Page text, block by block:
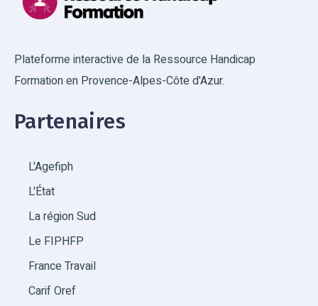
Plateforme interactive de la Ressource Handicap
Formation en Provence-Alpes-Côte d'Azur.
Partenaires
L'Agefiph
L'État
La région Sud
Le FIPHFP
France Travail
Carif Oref